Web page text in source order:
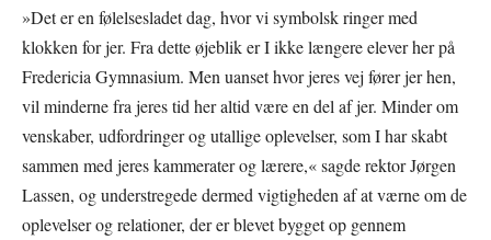
»Det er en følelsesladet dag, hvor vi symbolsk ringer med
klokken for jer. Fra dette øjeblik er I ikke længere elever her på
Fredericia Gymnasium. Men uanset hvor jeres vej fører jer hen,
vil minderne fra jeres tid her altid være en del af jer. Minder om
venskaber, udfordringer og utallige oplevelser, som I har skabt
sammen med jeres kammerater og lærere,« sagde rektor Jørgen
Lassen, og understregede dermed vigtigheden af at værne om de
oplevelser og relationer, der er blevet bygget op gennem